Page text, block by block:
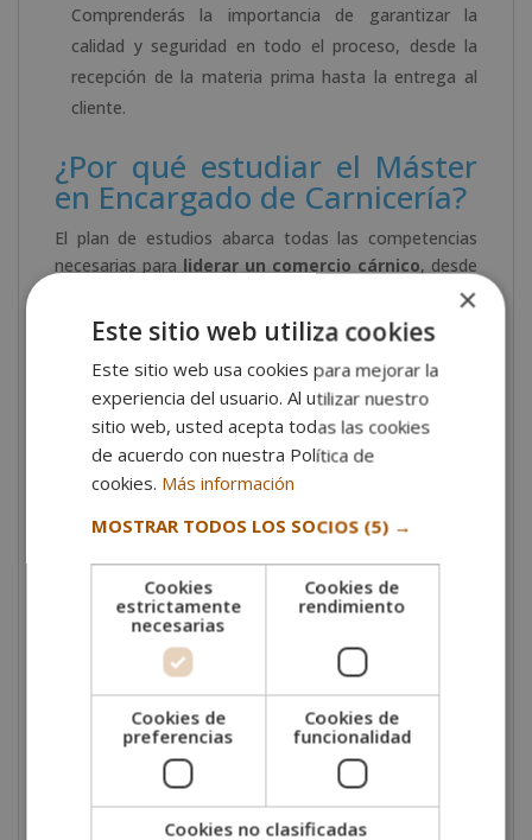
Comprenderás la importancia de garantizar la
calidad y seguridad en todo el proceso, desde la
recepción de la materia prima hasta la entrega al
cliente.
¿Por qué estudiar el Máster
en Encargado de Carnicería?
El plan de estudios abarca todas las competencias
necesarias para liderar un comercio cárnico, desde
el conocimiento del producto hasta la gestión
empresarial. Se trata de un programa que permite
conocer unsector con alta empleabilidad
mantiene una demanda constante de profesionales
especializados en la manipulación, venta y gestión,
tanto en negocios propios como en grandes
superficies.
prepararse para el autoempleo. Si quieres emprender,
establecer, gestionar y hacer crecer tu propio
negocio cárnico. Todo ello, a través de una
metodología de estudio flexible para que avances sin
complicaciones y sin que nada se interponga en tu
camino.
Salidas profesionales
El máster abre las puertas a múltiples
oportunidades
en la industria alimentaria. Los profesionales que
disponen de experiencia y formación en el área suelen
×
Este sitio web utiliza cookies
Este sitio web usa cookies para mejorar la
experiencia del usuario. Al utilizar nuestro
sitio web, usted acepta todas las cookies
de acuerdo con nuestra Política de
cookies. Más información
MOSTRAR TODOS LOS SOCIOS (5) →
Cookies
estrictamente
necesarias
Cookies de
rendimiento
Cookies de
preferencias
Cookies de
funcionalidad
Cookies no clasificadas